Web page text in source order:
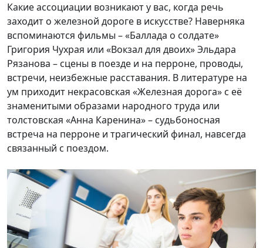
Какие ассоциации возникают у вас, когда речь
заходит о железной дороге в искусстве? Наверняка
вспоминаются фильмы – «Баллада о солдате»
Григория Чухрая или «Вокзал для двоих» Эльдара
Рязанова – сцены в поезде и на перроне, проводы,
встречи, неизбежные расставания. В литературе на
ум приходит некрасовская «Железная дорога» с её
знаменитыми образами народного труда или
толстовская «Анна Каренина» – судьбоносная
встреча на перроне и трагический финал, навсегда
связанный с поездом.